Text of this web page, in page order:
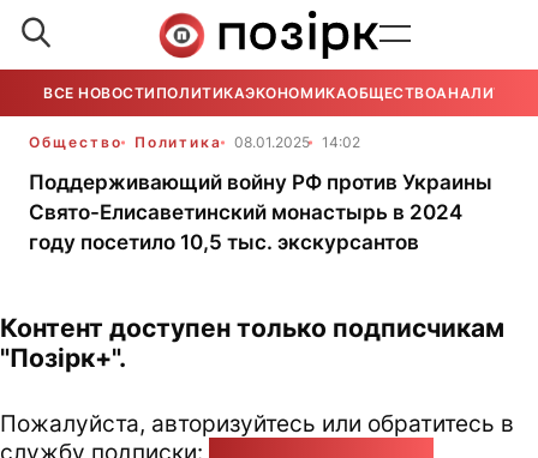
ВСЕ НОВОСТИ ПОЛИТИКАЭКОНОМИКАОБЩЕСТВОАНАЛИТИКА
Общество Политика 08.01.2025 14:02
Поддерживающий войну РФ против Украины
Свято-Елисаветинский монастырь в 2024
году посетило 10,5 тыс. экскурсантов
Контент доступен только подписчикам
"Позірк+".
Пожалуйста, авторизуйтесь или обратитесь в
службу подписки: